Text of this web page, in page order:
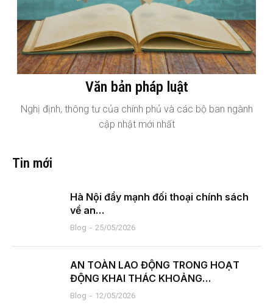
Văn bản pháp luật
Nghị định, thông tư của chính phủ và các bộ ban ngành
cập nhật mới nhất
Tin mới
Hà Nội đẩy mạnh đối thoại chính sách
về an…
Blog 25/05/2026
AN TOÀN LAO ĐỘNG TRONG HOẠT
ĐỘNG KHAI THÁC KHOẢNG…
Blog 12/05/2026